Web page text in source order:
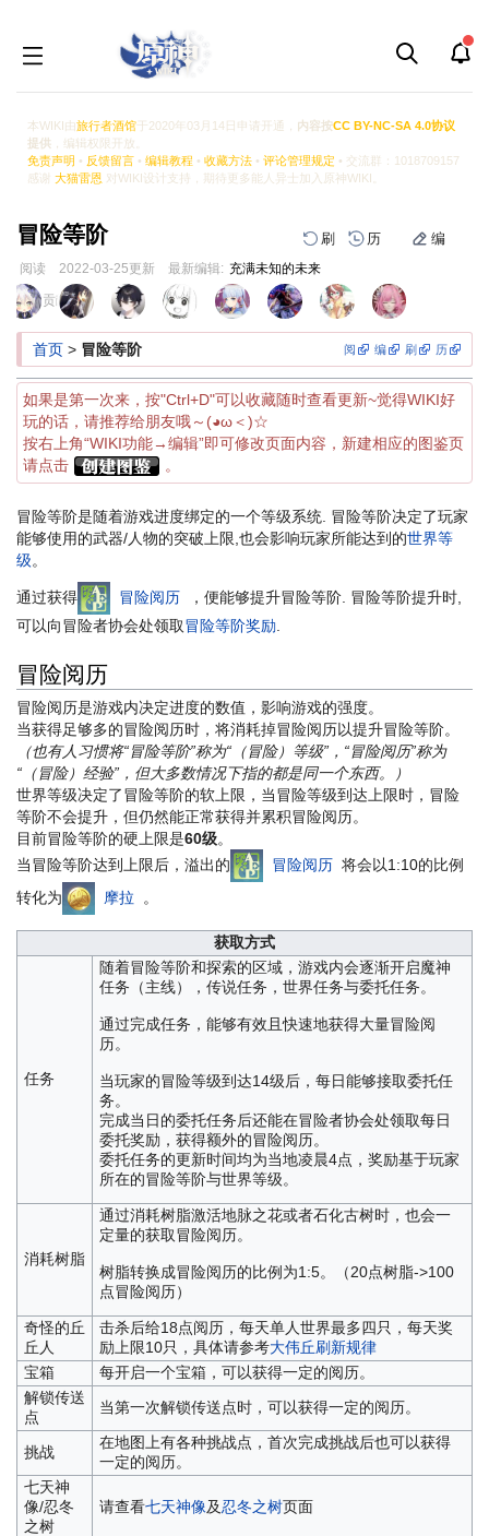
本WIKI由旅行者酒馆于2020年03月14日申请开通， 内容按CC BY-NC-SA 4.0协议
提供 ，编辑权限开放。
免责声明 • 反馈留言 • 编辑教程 • 收藏方法 • 评论管理规定 • 交流群：1018709157
感谢 大猫雷恩 对WIKI设计支持，期待更多能人异士加入原神WIKI。
冒险等阶 刷 历 编
阅读 2022-03-25更新 最新编辑: 充满未知的未来
跳
到
导
跳
到
搜
页面贡献者 :
阅 编 刷 历
首页 > 冒险等阶
如果是第一次来，按"Ctrl+D"可以收藏随时查看更新~觉得WIKI好
玩的话，请推荐给朋友哦～(◕ω＜)☆
按右上角“WIKI功能→编辑”即可修改页面内容，新建相应的图鉴页
请点击
。
冒险等阶是随着游戏进度绑定的一个等级系统. 冒险等阶决定了玩家
能够使用的武器/人物的突破上限,也会影响玩家所能达到的世界等
级。
通过获得 冒险阅历 ，便能够提升冒险等阶. 冒险等阶提升时,
可以向冒险者协会处领取冒险等阶奖励.
冒险阅历
冒险阅历是游戏内决定进度的数值，影响游戏的强度。
当获得足够多的冒险阅历时，将消耗掉冒险阅历以提升冒险等阶。
（也有人习惯将“冒险等阶”称为“（冒险）等级”，“冒险阅历”称为
“（冒险）经验”，但大多数情况下指的都是同一个东西。）
世界等级决定了冒险等阶的软上限，当冒险等级到达上限时，冒险
等阶不会提升，但仍然能正常获得并累积冒险阅历。
目前冒险等阶的硬上限是60级。
当冒险等阶达到上限后，溢出的
冒险阅历 将会以1:10的比例
转化为
摩拉 。
获取方式
任务
随着冒险等阶和探索的区域，游戏内会逐渐开启魔神
任务（主线），传说任务，世界任务与委托任务。
通过完成任务，能够有效且快速地获得大量冒险阅
历。
当玩家的冒险等级到达14级后，每日能够接取委托任
务。
完成当日的委托任务后还能在冒险者协会处领取每日
委托奖励，获得额外的冒险阅历。
委托任务的更新时间均为当地凌晨4点，奖励基于玩家
所在的冒险等阶与世界等级。
消耗树脂
通过消耗树脂激活地脉之花或者石化古树时，也会一
定量的获取冒险阅历。
树脂转换成冒险阅历的比例为1:5。（20点树脂->100
点冒险阅历）
奇怪的丘
丘人
击杀后给18点阅历，每天单人世界最多四只，每天奖
励上限10只，具体请参考大伟丘刷新规律
宝箱
每开启一个宝箱，可以获得一定的阅历。
解锁传送
点
当第一次解锁传送点时，可以获得一定的阅历。
挑战
在地图上有各种挑战点，首次完成挑战后也可以获得
一定的阅历。
七天神
像/忍冬
之树
请查看七天神像及忍冬之树页面